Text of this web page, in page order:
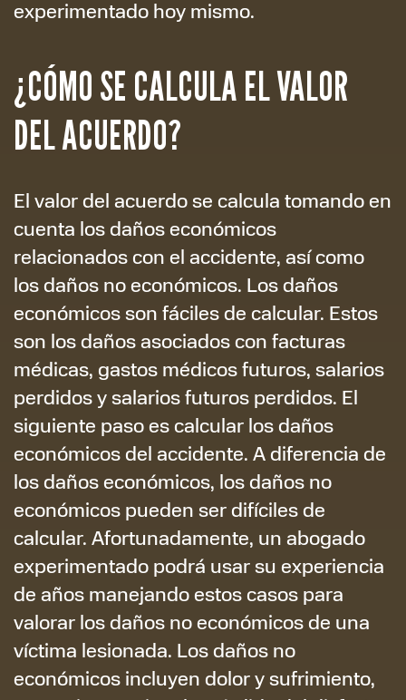
experimentado hoy mismo.
¿CÓMO SE CALCULA EL VALOR
DEL ACUERDO?
El valor del acuerdo se calcula tomando en
cuenta los daños económicos
relacionados con el accidente, así como
los daños no económicos. Los daños
económicos son fáciles de calcular. Estos
son los daños asociados con facturas
médicas, gastos médicos futuros, salarios
perdidos y salarios futuros perdidos. El
siguiente paso es calcular los daños
económicos del accidente. A diferencia de
los daños económicos, los daños no
económicos pueden ser difíciles de
calcular. Afortunadamente, un abogado
experimentado podrá usar su experiencia
de años manejando estos casos para
valorar los daños no económicos de una
víctima lesionada. Los daños no
económicos incluyen dolor y sufrimiento,